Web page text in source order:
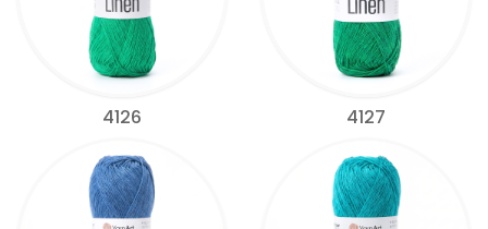
4126 4127